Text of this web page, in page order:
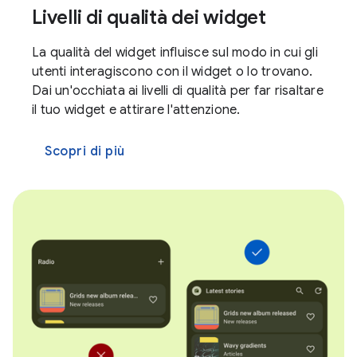
Livelli di qualità dei widget
La qualità del widget influisce sul modo in cui gli
utenti interagiscono con il widget o lo trovano.
Dai un'occhiata ai livelli di qualità per far risaltare
il tuo widget e attirare l'attenzione.
Scopri di più